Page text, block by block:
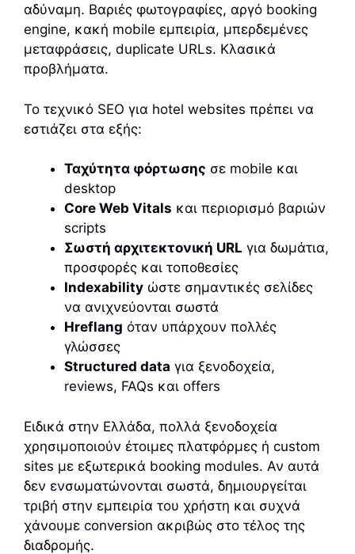
αδύναμη. Βαριές φωτογραφίες, αργό booking
engine, κακή mobile εμπειρία, μπερδεμένες
μεταφράσεις, duplicate URLs. Κλασικά
προβλήματα.
Το τεχνικό SEO για hotel websites πρέπει να
εστιάζει στα εξής:
Ταχύτητα φόρτωσης σε mobile και
desktop
Core Web Vitals και περιορισμό βαριών
scripts
Σωστή αρχιτεκτονική URL για δωμάτια,
προσφορές και τοποθεσίες
Indexability ώστε σημαντικές σελίδες
να ανιχνεύονται σωστά
Hreflang όταν υπάρχουν πολλές
γλώσσες
Structured data για ξενοδοχεία,
reviews, FAQs και offers
Ειδικά στην Ελλάδα, πολλά ξενοδοχεία
χρησιμοποιούν έτοιμες πλατφόρμες ή custom
sites με εξωτερικά booking modules. Αν αυτά
δεν ενσωματώνονται σωστά, δημιουργείται
τριβή στην εμπειρία του χρήστη και συχνά
χάνουμε conversion ακριβώς στο τέλος της
διαδρομής.